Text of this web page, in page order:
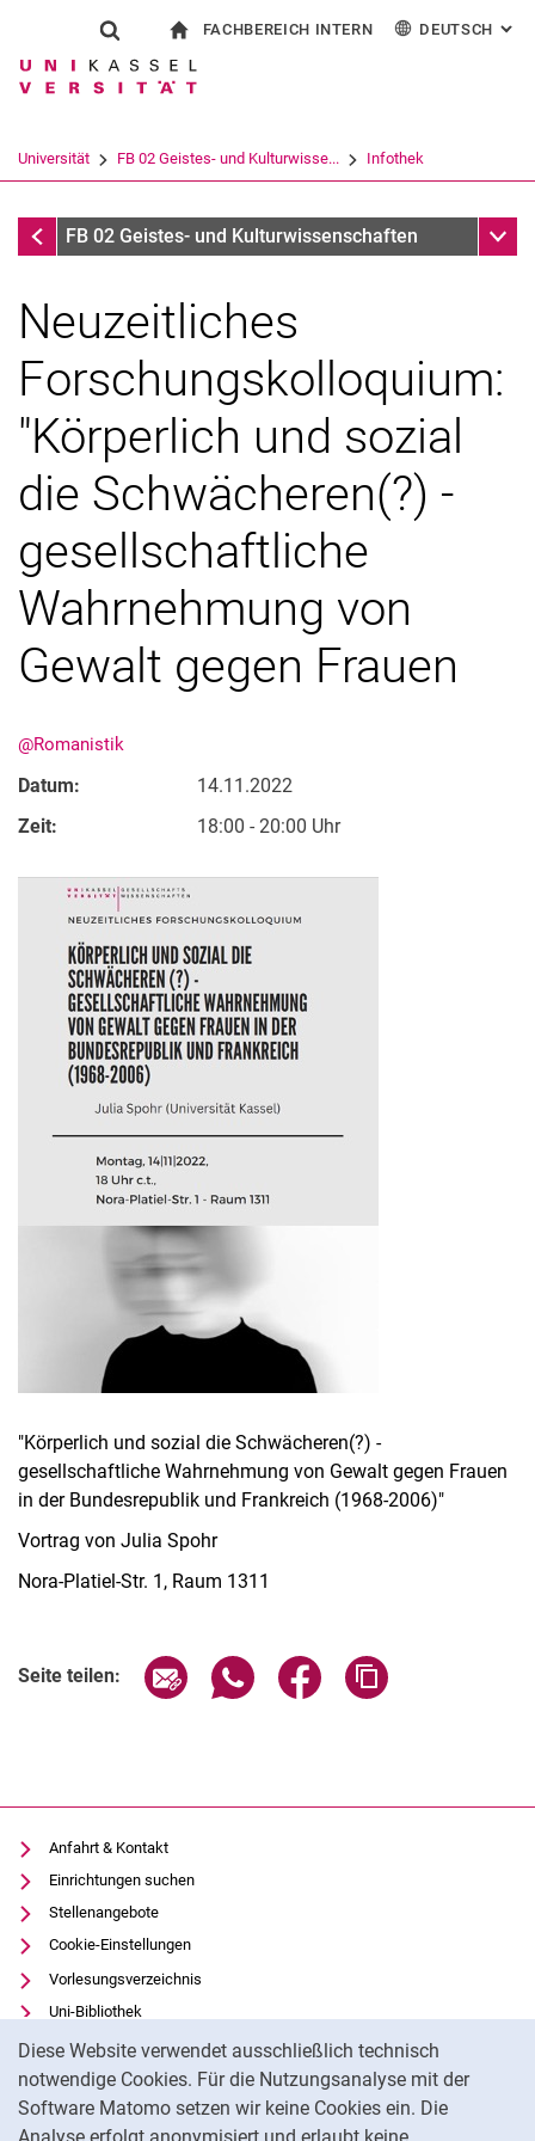
Springe direkt zu: Inhalt
Springe direkt zu: Suche
Springe direkt zu:
Diese Website verwendet ausschließlich technisch
notwendige Cookies. Für die Nutzungsanalyse mit der
Software Matomo setzen wir keine Cookies ein. Die
Suchformular
Suchbegriff
Suchen (öffnet externen Link in einem
FACHBEREICH INTERN DEUTSCH :
Universität FB 02 Geistes- und Kulturwisse... Infothek
InfothekFB 02 Geistes- und Kulturwissenschaften
Neuzeitliches
Forschungskolloquium:
"Körperlich und sozial
die Schwächeren(?) -
gesellschaftliche
Wahrnehmung von
Gewalt gegen Frauen
@Romanistik
Datum:
14.11.2022
Zeit:
18:00 - 20:00 Uhr
"Körperlich und sozial die Schwächeren(?) -
gesellschaftliche Wahrnehmung von Gewalt gegen Frauen
in der Bundesrepublik und Frankreich (1968-2006)"
Vortrag von Julia Spohr
Nora-Platiel-Str. 1, Raum 1311
Seite teilen: Seite über E-Mail teilen
Seite über WhatsApp teilen
Seite über Facebook
Anfahrt & Kontakt
Einrichtungen suchen
Stellenangebote
Cookie-Einstellungen
Vorlesungsverzeichnis
Uni-Bibliothek
Moodle
Panopto
Datenschutz